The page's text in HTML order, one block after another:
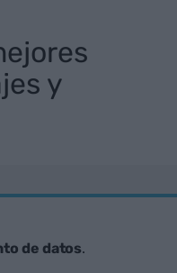
y
de datos.